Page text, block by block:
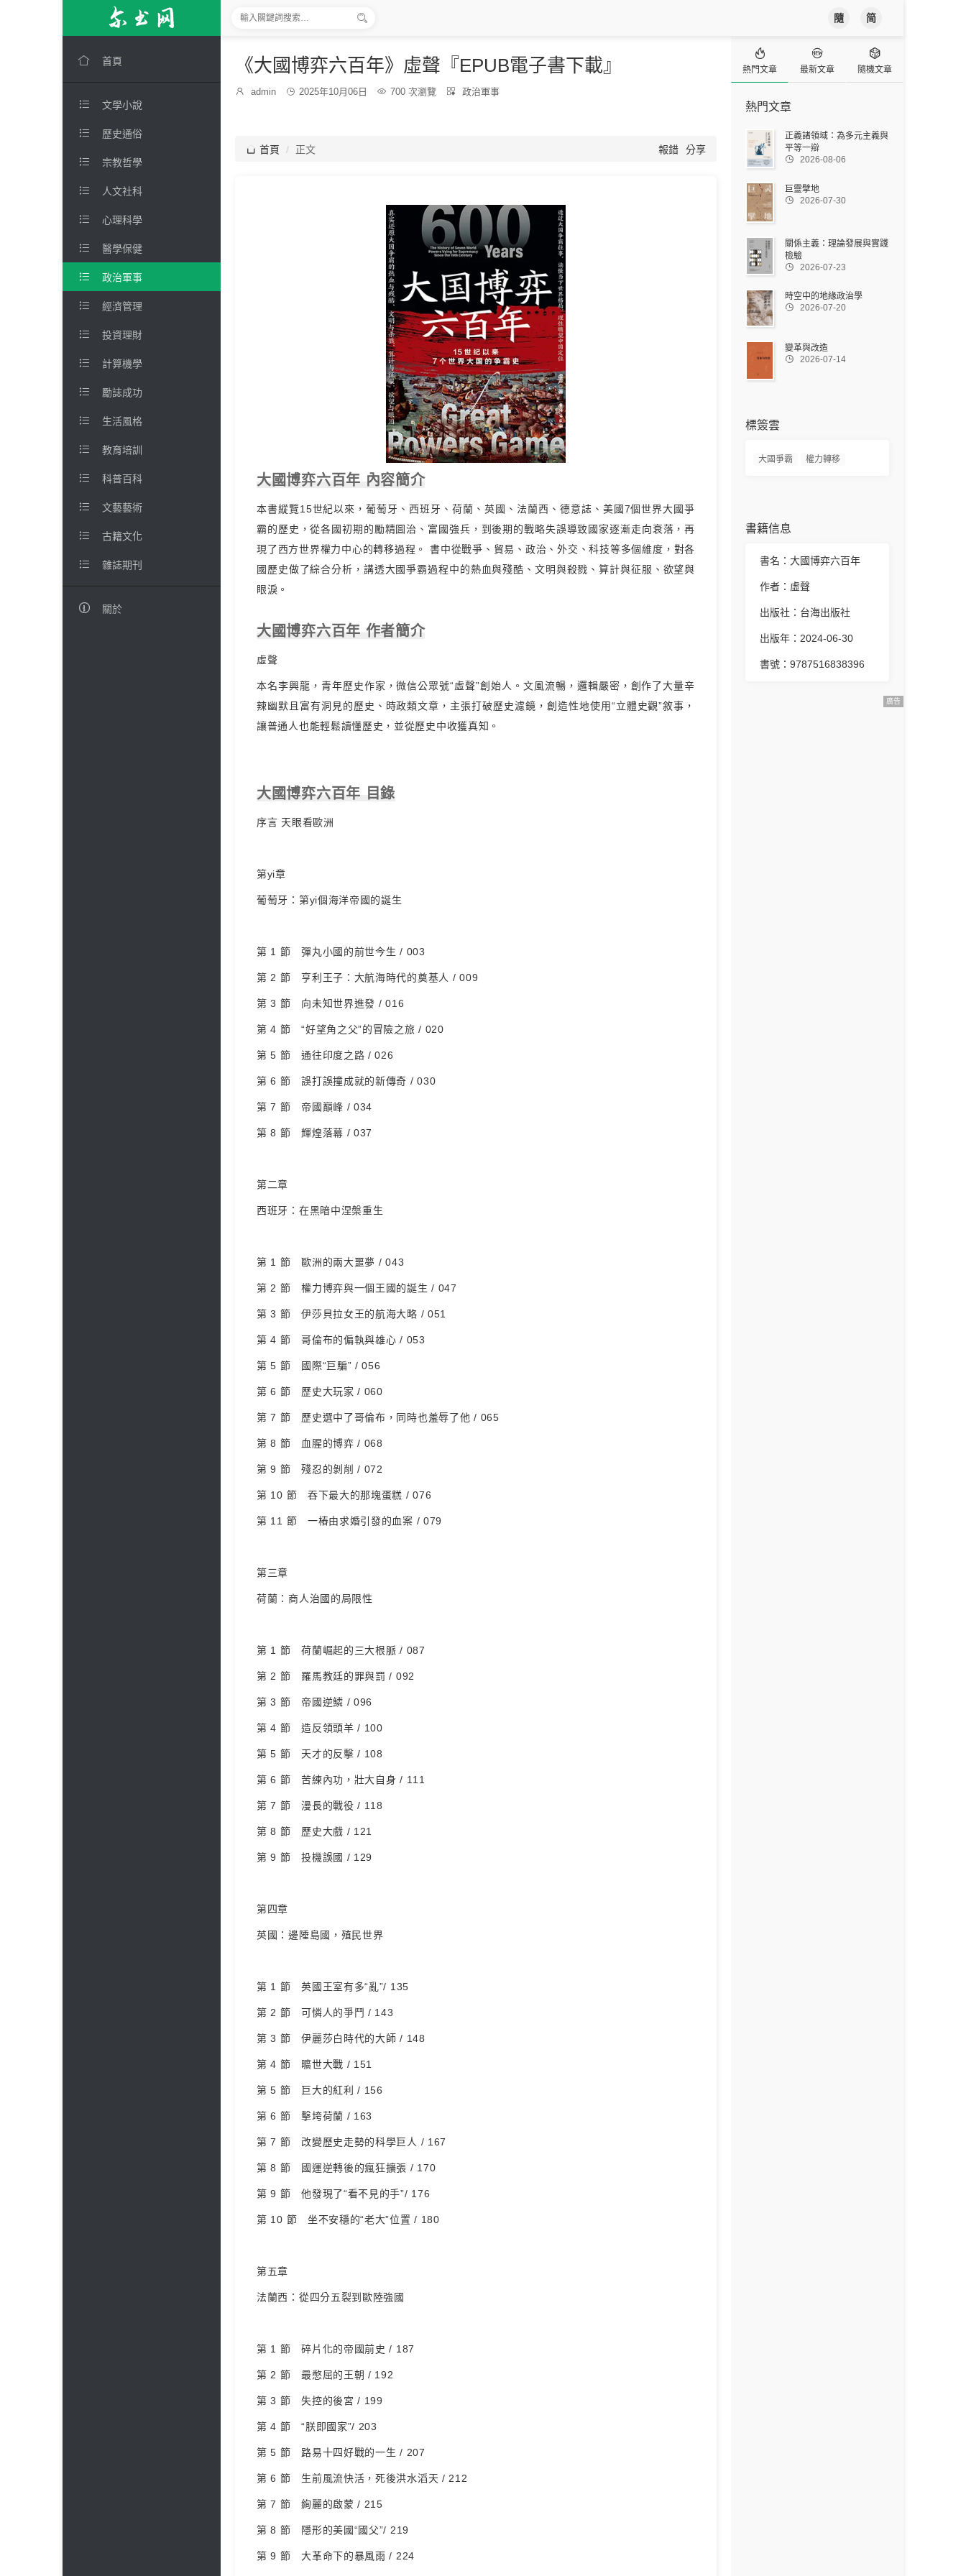
 隨 简
 首頁
 文學小說
 歷史通俗
 宗教哲學
 人文社科
 心理科學
 醫學保健
 政治軍事
 經濟管理
 投資理財
 計算機學
 勵誌成功
 生活風格
 教育培訓
 科普百科
 文藝藝術
 古籍文化
 雜誌期刊
 關於
《大國博弈六百年》虛聲『EPUB電子書下載』

博
admin  發
2025年10月06日  700 次瀏覽 
分
政治軍事
 首頁 正文 報錯 分享
大國博弈六百年 內容簡介
本書縱覽15世紀以來，葡萄牙、西班牙、荷蘭、英國、法蘭西、德意誌、美國7個世界大國爭
霸的歷史，從各國初期的勵精圖治、富國強兵，到後期的戰略失誤導致國家逐漸走向衰落，再
現了西方世界權力中心的轉移過程。 書中從戰爭、貿易、政治、外交、科技等多個維度，對各
國歷史做了綜合分析，講透大國爭霸過程中的熱血與殘酷、文明與殺戮、算計與征服、欲望與
眼淚。
大國博弈六百年 作者簡介
虛聲
本名李興龍，青年歷史作家，微信公眾號“虛聲”創始人。文風流暢，邏輯嚴密，創作了大量辛
辣幽默且富有洞見的歷史、時政類文章，主張打破歷史濾鏡，創造性地使用“立體史觀”敘事，
讓普通人也能輕鬆讀懂歷史，並從歷史中收獲真知。
大國博弈六百年 目錄
序言 天眼看歐洲
第yi章
葡萄牙：第yi個海洋帝國的誕生
第 1 節 彈丸小國的前世今生 / 003
第 2 節 亨利王子：大航海時代的奠基人 / 009
第 3 節 向未知世界進發 / 016
第 4 節 “好望角之父”的冒險之旅 / 020
第 5 節 通往印度之路 / 026
第 6 節 誤打誤撞成就的新傳奇 / 030
第 7 節 帝國巔峰 / 034
第 8 節 輝煌落幕 / 037
第二章
西班牙：在黑暗中涅槃重生
第 1 節 歐洲的兩大噩夢 / 043
第 2 節 權力博弈與一個王國的誕生 / 047
第 3 節 伊莎貝拉女王的航海大略 / 051
第 4 節 哥倫布的偏執與雄心 / 053
第 5 節 國際“巨騙” / 056
第 6 節 歷史大玩家 / 060
第 7 節 歷史選中了哥倫布，同時也羞辱了他 / 065
第 8 節 血腥的博弈 / 068
第 9 節 殘忍的剝削 / 072
第 10 節 吞下最大的那塊蛋糕 / 076
第 11 節 一樁由求婚引發的血案 / 079
第三章
荷蘭：商人治國的局限性
第 1 節 荷蘭崛起的三大根脈 / 087
第 2 節 羅馬教廷的罪與罰 / 092
第 3 節 帝國逆鱗 / 096
第 4 節 造反領頭羊 / 100
第 5 節 天才的反擊 / 108
第 6 節 苦練內功，壯大自身 / 111
第 7 節 漫長的戰役 / 118
第 8 節 歷史大戲 / 121
第 9 節 投機誤國 / 129
第四章
英國：邊陲島國，殖民世界
第 1 節 英國王室有多“亂”/ 135
第 2 節 可憐人的爭鬥 / 143
第 3 節 伊麗莎白時代的大師 / 148
第 4 節 曠世大戰 / 151
第 5 節 巨大的紅利 / 156
第 6 節 擊垮荷蘭 / 163
第 7 節 改變歷史走勢的科學巨人 / 167
第 8 節 國運逆轉後的瘋狂擴張 / 170
第 9 節 他發現了“看不見的手”/ 176
第 10 節 坐不安穩的“老大”位置 / 180
第五章
法蘭西：從四分五裂到歐陸強國
第 1 節 碎片化的帝國前史 / 187
第 2 節 最憋屈的王朝 / 192
第 3 節 失控的後宮 / 199
第 4 節 “朕即國家”/ 203
第 5 節 路易十四好戰的一生 / 207
第 6 節 生前風流快活，死後洪水滔天 / 212
第 7 節 絢麗的啟蒙 / 215
第 8 節 隱形的美國“國父”/ 219
第 9 節 大革命下的暴風雨 / 224

熱門文章

最新文章

隨機文章
熱門文章
正義諸領域：為多元主義與
平等一辯
 2026-08-06
巨靈擘地
 2026-07-30
關係主義：理論發展與實踐
檢驗
 2026-07-23
時空中的地緣政治學
 2026-07-20
變革與改造
 2026-07-14
標簽雲
大國爭霸 權力轉移
書籍信息
書名：大國博弈六百年
作者：虛聲
出版社：台海出版社
出版年：2024-06-30
書號：9787516838396
廣告